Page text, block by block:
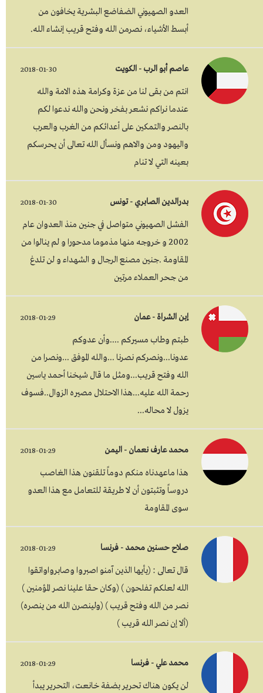
العدو الصهيوني الضفاضع البشرية يخافون من
أبسط الأشياء، نصرمن الله وفتح قريب إنشاء الله.
عاصم أبو الرب - الكويت 2018-01-30
انتم من بقى لنا من عزة وكرامة هذه الامة والله
عندما نراكم نشعر بفخر ونحن والله ندعوا لكم
بالنصر والتمكين على أعدائكم من الغرب والعرب
واليهود ومن والاهم ونسأل الله تعالى أن يحرسكم
بعينه التي لا تنام
بدرالدين الصابري - تونس 2018-01-30
الفشل الصهيوني متواصل في جنين منذ العدوان عام
2002 و خروجه منها مذموما مدحورا و لم ينالوا من
المقاومة .جنين مصنع الرجال و الشهداء و لن تلدغ
من جحر العملاء مرتين
إبن الشراة - عمان 2018-01-29
طبتم وطاب مسيركم ....وأن عدوكم
عدونا...ونصركم نصرنا ...والله الموفق ...ونصرا من
الله وفتح قريب...ومثل ما قال شيخنا أحمد ياسين
رحمة الله عليه...هذا الاحتلال مصيره الزوال..فسوف
يزول لا محاله...
محمد عارف نعمان - اليمن 2018-01-29
هذا ماعهدناه منكم دوماً تلقنون هذا الغاصب
دروساً وتثبتون أن لا طريقة للتعامل مع هذا العدو
سوى المقاومة
صلاح حسنين محمد - فرنسا 2018-01-29
قال تعالى : (يأيها الذين آمنو اصبروا وصابرواواتقوا
الله لعلكم تفلحون ) (وكان حقا علينا نصر المؤمنين )
نصر من الله وفتح قريب ) (ولينصرن الله من ينصره)
(ألا إن نصر الله قريب )
محمد علي - فرنسا 2018-01-29
لن يكون هناك تحرير بضفة خانعت، التحرير يبدأ